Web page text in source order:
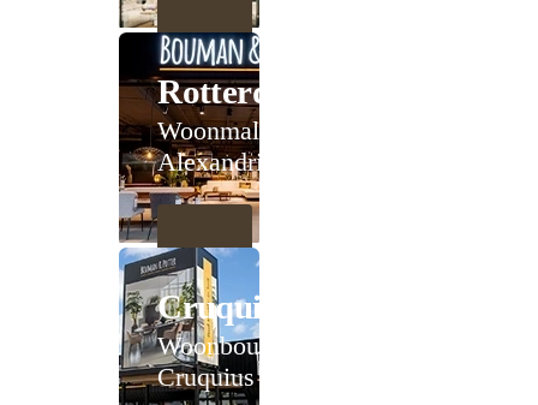
Rotterdam
Woonmall
Alexandrium
Cruquius
Woonboulevard
Cruquius